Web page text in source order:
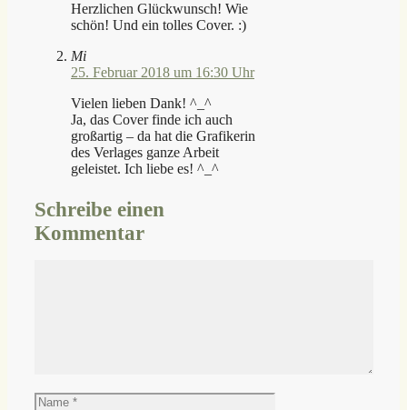
Herzlichen Glückwunsch! Wie
schön! Und ein tolles Cover. :)
Mi
25. Februar 2018 um 16:30 Uhr
Vielen lieben Dank! ^_^
Ja, das Cover finde ich auch
großartig – da hat die Grafikerin
des Verlages ganze Arbeit
geleistet. Ich liebe es! ^_^
Schreibe einen
Kommentar
Name